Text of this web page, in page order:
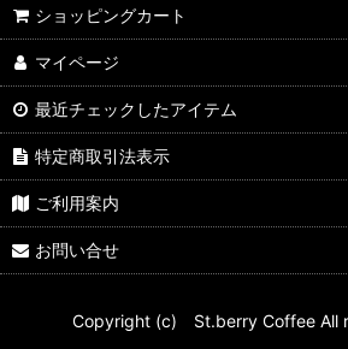
ショッピングカート
マイページ
最近チェックしたアイテム
特定商取引法表示
ご利用案内
お問い合せ
Copyright (c) St.berry Coffee All